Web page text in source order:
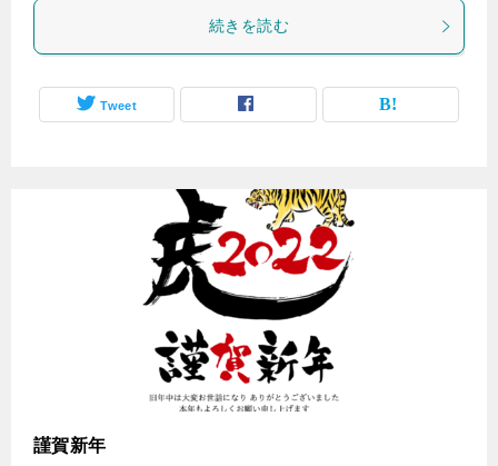
続きを読む
Tweet
謹賀新年